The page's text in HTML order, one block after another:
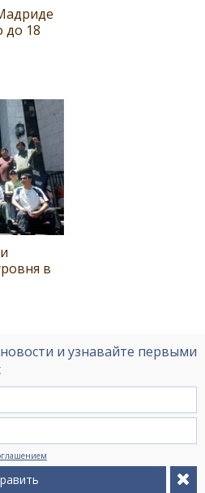
до 18
в
и узнавайте первыми